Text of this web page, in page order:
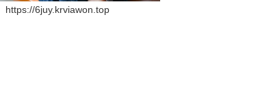
https://6juy.krviawon.top